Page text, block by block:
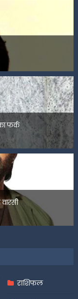
फर्क
राशिफल